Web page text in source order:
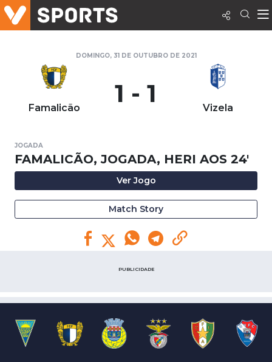
DOMINGO, 31 DE OUTUBRO DE 2021
Famalicão 1 - 1 Vizela
JOGADA
FAMALICÃO, JOGADA, HERI AOS 24'
Ver Jogo
Match Story
PUBLICIDADE